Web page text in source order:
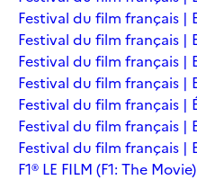
Festival du film français |
Festival du film français |
Festival du film français |
Festival du film français |
Festival du film français |
Festival du film français |
Festival du film français |
F1® LE FILM (F1: The Movie)